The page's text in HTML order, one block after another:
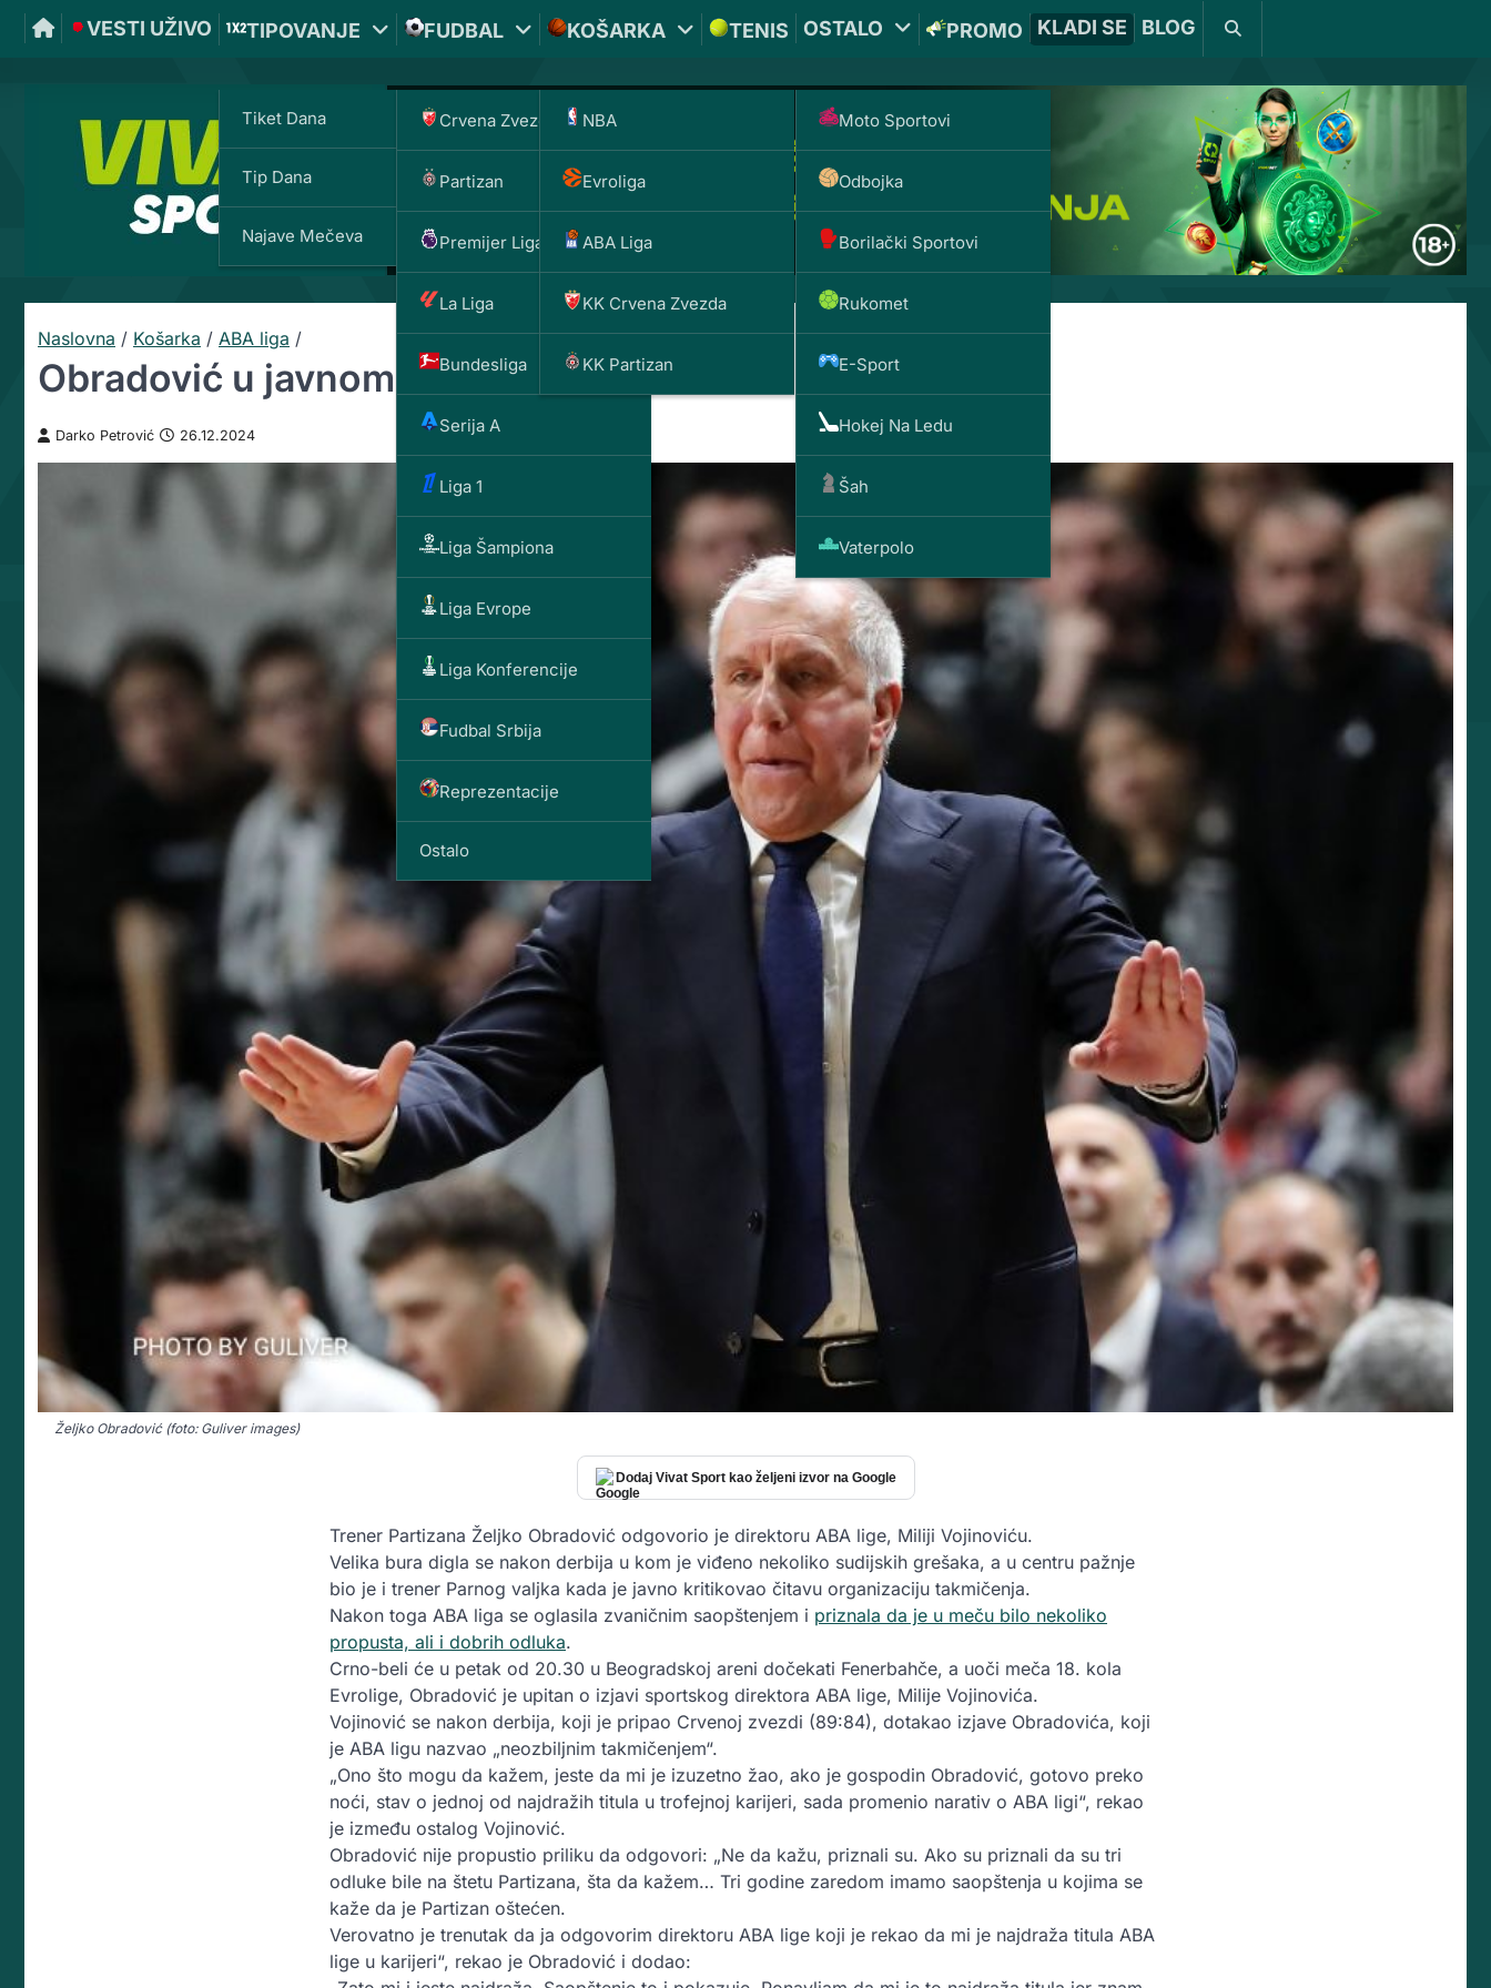
VESTI UŽIVO TIPOVANJE
Tiket Dana
Tip Dana
Najave Mečeva
FUDBAL
Crvena Zvezda
Partizan
Premijer Liga
La Liga
Bundesliga
Serija A
Liga 1
Liga Šampiona
Liga Evrope
Liga Konferencije
Fudbal Srbija
Reprezentacije
Ostalo
KOŠARKA
NBA
Evroliga
ABA Liga
KK Crvena Zvezda
KK Partizan
TENIS OSTALO
Moto Sportovi
Odbojka
Borilački Sportovi
Rukomet
E-Sport
Hokej Na Ledu
Šah
Vaterpolo
PROMO KLADI SE BLOG
Naslovna / Košarka / ABA liga /
Obradović u javnom okršaju sa direktorom ABA lige
Darko Petrović 26.12.2024
Željko Obradović (foto: Guliver images)
Dodaj Vivat Sport kao željeni izvor na Google
Trener Partizana Željko Obradović odgovorio je direktoru ABA lige, Miliji Vojinoviću.
Velika bura digla se nakon derbija u kom je viđeno nekoliko sudijskih grešaka, a u centru pažnje
bio je i trener Parnog valjka kada je javno kritikovao čitavu organizaciju takmičenja.
Nakon toga ABA liga se oglasila zvaničnim saopštenjem i priznala da je u meču bilo nekoliko
propusta, ali i dobrih odluka.
Crno-beli će u petak od 20.30 u Beogradskoj areni dočekati Fenerbahče, a uoči meča 18. kola
Evrolige, Obradović je upitan o izjavi sportskog direktora ABA lige, Milije Vojinovića.
Vojinović se nakon derbija, koji je pripao Crvenoj zvezdi (89:84), dotakao izjave Obradovića, koji
je ABA ligu nazvao „neozbiljnim takmičenjem“.
„Ono što mogu da kažem, jeste da mi je izuzetno žao, ako je gospodin Obradović, gotovo preko
noći, stav o jednoj od najdražih titula u trofejnoj karijeri, sada promenio narativ o ABA ligi“, rekao
je između ostalog Vojinović.
Obradović nije propustio priliku da odgovori: „Ne da kažu, priznali su. Ako su priznali da su tri
odluke bile na štetu Partizana, šta da kažem… Tri godine zaredom imamo saopštenja u kojima se
kaže da je Partizan oštećen.
Verovatno je trenutak da ja odgovorim direktoru ABA lige koji je rekao da mi je najdraža titula ABA
lige u karijeri“, rekao je Obradović i dodao: